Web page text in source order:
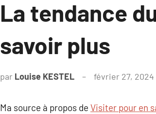
La tendance
savoir plus
par Louise KESTEL février 27, 2024
Ma source à propos de Visiter pour en